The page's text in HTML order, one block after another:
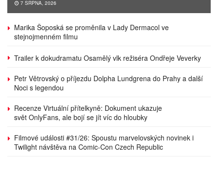
7 SRPNA, 2026
Marika Šoposká se proměnila v Lady Dermacol ve
stejnojmenném filmu
Trailer k dokudramatu Osamělý vlk režiséra Ondřeje Veverky
Petr Větrovský o příjezdu Dolpha Lundgrena do Prahy a další
Noci s legendou
Recenze Virtuální přítelkyně: Dokument ukazuje
svět OnlyFans, ale bojí se jít víc do hloubky
Filmové události #31/26: Spoustu marvelovských novinek i
Twilight návštěva na Comic-Con Czech Republic